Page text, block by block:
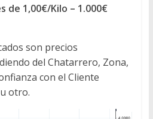
de 1,00€/Kilo – 1.000€
son precios
del Chatarrero, Zona,
con el Cliente
otro.